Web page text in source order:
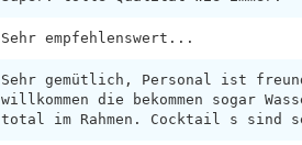
Sehr empfehlenswert...
Sehr gemütlich, Personal ist
willkommen die bekommen sogar
total im Rahmen. Cocktail s sind